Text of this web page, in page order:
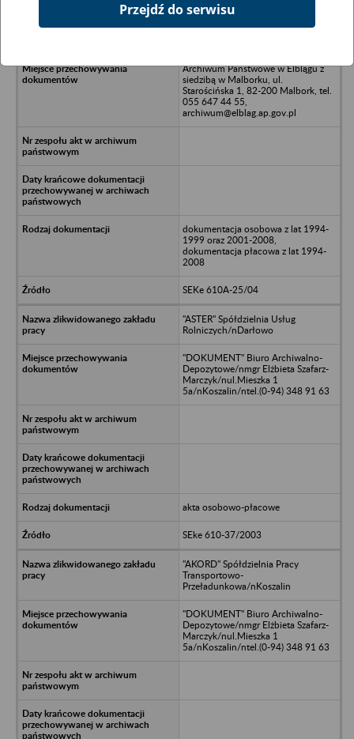
Gminny Ośrodek Zdrowia w
Archiwum Państwowe w Elblągu z
siedzibą w Malborku, ul.
Starościńska 1, 82-200 Malbork, tel.
055 647 44 55,
archiwum@elblag.ap.gov.pl
dokumentacja osobowa z lat 1994-
1999 oraz 2001-2008,
dokumentacja płacowa z lat 1994-
2008
SEKe 610A-25/04
"ASTER" Spółdzielnia Usług
Rolniczych/nDarłowo
"DOKUMENT" Biuro Archiwalno-
Depozytowe/nmgr Elżbieta Szafarz-
Marczyk/nul.Mieszka 1
5a/nKoszalin/ntel.(0-94) 348 91 63
akta osobowo-płacowe
SEke 610-37/2003
"AKORD" Spółdzielnia Pracy
Transportowo-
Przeładunkowa/nKoszalin
"DOKUMENT" Biuro Archiwalno-
Depozytowe/nmgr Elżbieta Szafarz-
Marczyk/nul.Mieszka 1
5a/nKoszalin/ntel.(0-94) 348 91 63
Przejdź do serwisu